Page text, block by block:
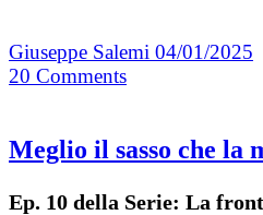
Giuseppe Salemi 04/01/2025
20 Comments
Meglio il sasso che la
Ep. 10 della Serie: La